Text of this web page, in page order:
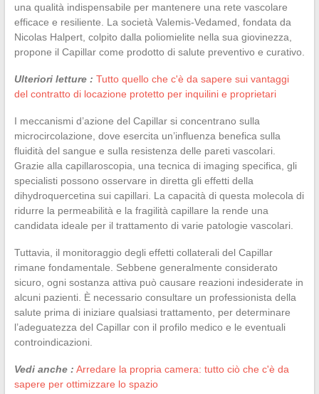
una qualità indispensabile per mantenere una rete vascolare
efficace e resiliente. La società Valemis-Vedamed, fondata da
Nicolas Halpert, colpito dalla poliomielite nella sua giovinezza,
propone il Capillar come prodotto di salute preventivo e curativo.
Ulteriori letture : Tutto quello che c'è da sapere sui vantaggi
del contratto di locazione protetto per inquilini e proprietari
I meccanismi d’azione del Capillar si concentrano sulla
microcircolazione, dove esercita un’influenza benefica sulla
fluidità del sangue e sulla resistenza delle pareti vascolari.
Grazie alla capillaroscopia, una tecnica di imaging specifica, gli
specialisti possono osservare in diretta gli effetti della
dihydroquercetina sui capillari. La capacità di questa molecola di
ridurre la permeabilità e la fragilità capillare la rende una
candidata ideale per il trattamento di varie patologie vascolari.
Tuttavia, il monitoraggio degli effetti collaterali del Capillar
rimane fondamentale. Sebbene generalmente considerato
sicuro, ogni sostanza attiva può causare reazioni indesiderate in
alcuni pazienti. È necessario consultare un professionista della
salute prima di iniziare qualsiasi trattamento, per determinare
l’adeguatezza del Capillar con il profilo medico e le eventuali
controindicazioni.
Vedi anche : Arredare la propria camera: tutto ciò che c'è da
sapere per ottimizzare lo spazio